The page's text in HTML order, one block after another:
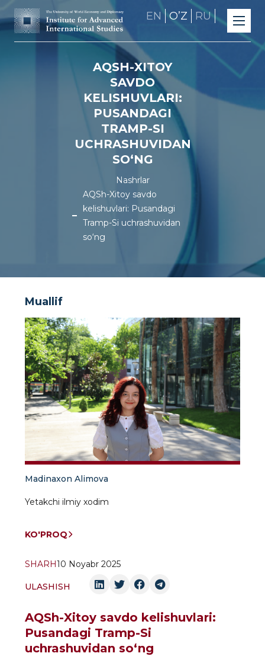
EN OʼZ RU
AQSH-XITOY
SAVDO
KELISHUVLARI:
PUSANDAGI
TRAMP-SI
UCHRASHUVIDAN
SO‘NG
Nashrlar
AQSh-Xitoy savdo
kelishuvlari: Pusandagi
Tramp-Si uchrashuvidan
so‘ng
Muallif
Madinaxon Alimova
Yetakchi ilmiy xodim
KO'PROQ
SHARH10 Noyabr 2025
ULASHISH
AQSh-Xitoy savdo kelishuvlari:
Pusandagi Tramp-Si
uchrashuvidan so‘ng